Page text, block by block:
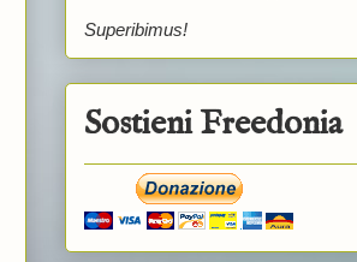
Superibimus!
Sostieni Freedonia